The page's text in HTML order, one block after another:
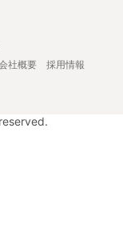
社概要
採用情報